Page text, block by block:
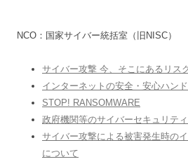
NCO：国家サイバー統括室（旧NISC）
サイバー攻撃 今、そこにあるリス
インターネットの安全・安心ハン
STOP! RANSOMWARE
政府機関等のサイバーセキュリテ
サイバー攻撃による被害発生時の
について